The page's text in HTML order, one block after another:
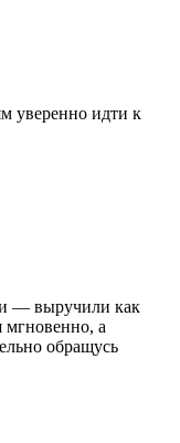
уверенно идти к
— выручили как
а
обращусь